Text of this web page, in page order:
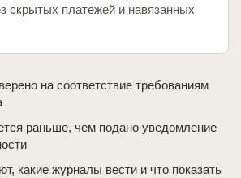
скрытых платежей и навязанных
на соответствие требованиям
раньше, чем подано уведомление
какие журналы вести и что показать